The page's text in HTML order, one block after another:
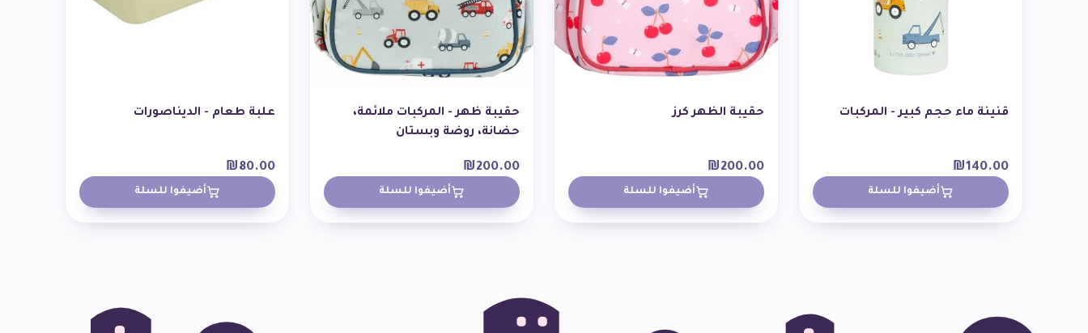
قنينة ماء حجم كبير - المركبات
₪140.00
أضيفوا للسلة
حقيبة الظهر كرز
₪200.00
أضيفوا للسلة
حقيبة ظهر - المركبات ملائمة،
حضانة، روضة وبستان
₪200.00
أضيفوا للسلة
علبة طعام - الديناصورات
₪80.00
أضيفوا للسلة